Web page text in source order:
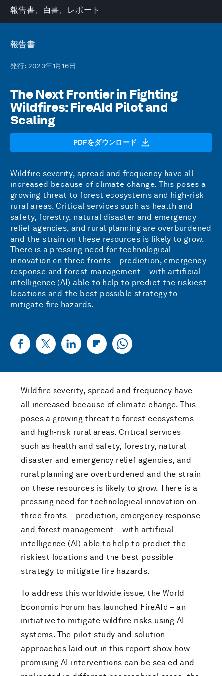
報告書、白書、レポート
報告書
発行: 2023年1月16日
The Next Frontier in Fighting
Wildfires: FireAId Pilot and
Scaling
PDFをダウンロード
Wildfire severity, spread and frequency have all
increased because of climate change. This poses a
growing threat to forest ecosystems and high-risk
rural areas. Critical services such as health and
safety, forestry, natural disaster and emergency
relief agencies, and rural planning are overburdened
and the strain on these resources is likely to grow.
There is a pressing need for technological
innovation on three fronts – prediction, emergency
response and forest management – with artificial
intelligence (AI) able to help to predict the riskiest
locations and the best possible strategy to
mitigate fire hazards.
Wildfire severity, spread and frequency have
all increased because of climate change. This
poses a growing threat to forest ecosystems
and high-risk rural areas. Critical services
such as health and safety, forestry, natural
disaster and emergency relief agencies, and
rural planning are overburdened and the strain
on these resources is likely to grow. There is a
pressing need for technological innovation on
three fronts – prediction, emergency response
and forest management – with artificial
intelligence (AI) able to help to predict the
riskiest locations and the best possible
strategy to mitigate fire hazards.
To address this worldwide issue, the World
Economic Forum has launched FireAId – an
initiative to mitigate wildfire risks using AI
systems. The pilot study and solution
approaches laid out in this report show how
promising AI interventions can be scaled and